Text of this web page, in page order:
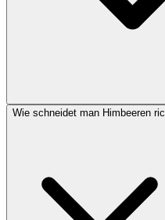
nicht gefroren ist.
Wie schneidet man Himbeeren